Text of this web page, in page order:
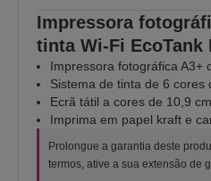
Impressora
tinta Wi-Fi EcoTank
Impressora fotográfica A3+
Sistema de tinta de 6 cores
Ecrã tátil a cores de 10,9 cm
Imprima em papel kraft e
Prolongue a garantia deste
termos, ative a sua extensão de